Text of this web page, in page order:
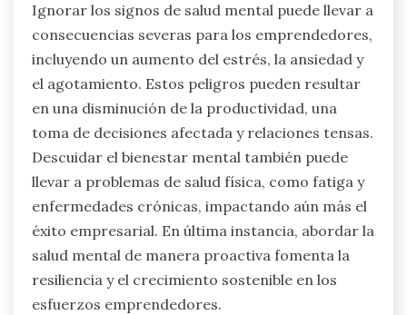
Ignorar los signos de salud mental puede llevar a
consecuencias severas para los emprendedores,
incluyendo un aumento del estrés, la ansiedad y
el agotamiento. Estos peligros pueden resultar
en una disminución de la productividad, una
toma de decisiones afectada y relaciones tensas.
Descuidar el bienestar mental también puede
llevar a problemas de salud física, como fatiga y
enfermedades crónicas, impactando aún más el
éxito empresarial. En última instancia, abordar la
salud mental de manera proactiva fomenta la
resiliencia y el crecimiento sostenible en los
esfuerzos emprendedores.